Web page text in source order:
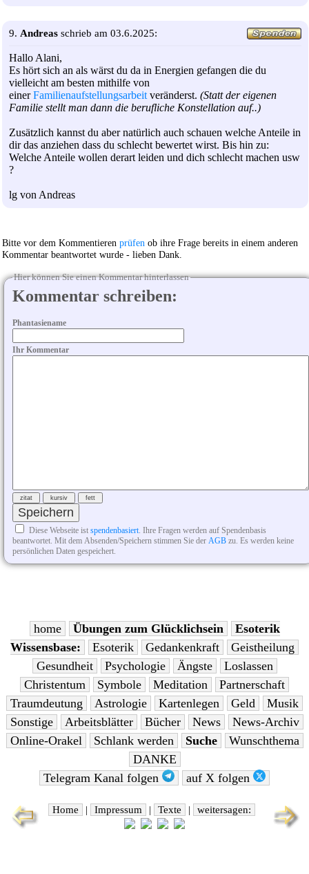
9. Andreas schrieb am 03.6.2025:
Hallo Alani,
Es hört sich an als wärst du da in Energien gefangen die du
vielleicht am besten mithilfe von
einerFamilienaufstellungsarbeit veränderst. (Statt der eigenen
Familie stellt man dann die berufliche Konstellation auf..)
Zusätzlich kannst du aber natürlich auch schauen welche Anteile in
dir das anziehen dass du schlecht bewertet wirst. Bis hin zu:
Welche Anteile wollen derart leiden und dich schlecht machen usw
?
lg von Andreas
Bitte vor dem Kommentieren prüfen ob ihre Frage bereits in einem anderen
Kommentar beantwortet wurde - lieben Dank.
Hier können Sie einen Kommentar hinterlassen
Kommentar schreiben:
Phantasiename
Ihr Kommentar
Diese Webseite ist spendenbasiert. Ihre Fragen werden auf Spendenbasis
beantwortet. Mit dem Absenden/Speichern stimmen Sie der AGBzu. Es werden keine
persönlichen Daten gespeichert.
home Übungen zum Glücklichsein
Esoterik
Wissensbase:
Esoterik Gedankenkraft
Geistheilung
Gesundheit
Psychologie Ängste
Loslassen
Christentum
Symbole Meditation
Partnerschaft
Traumdeutung
Astrologie Kartenlegen Geld
Musik
Sonstige
Arbeitsblätter Bücher News
News-Archiv
Online-Orakel
Schlank werden Suche
Wunschthema
DANKE
Telegram Kanal folgen
auf X folgen
Home | Impressum | Texte | weitersagen: